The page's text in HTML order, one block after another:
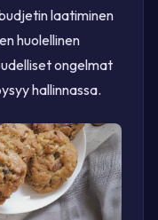
laatiminen
huolellinen
ongelmat
hallinnassa.